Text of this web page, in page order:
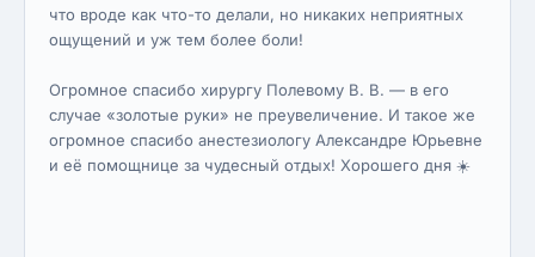
что вроде как что-то делали, но никаких неприятных
ощущений и уж тем более боли!
Огромное спасибо хирургу Полевому В. В. — в его
случае «золотые руки» не преувеличение. И такое же
огромное спасибо анестезиологу Александре Юрьевне
и её помощнице за чудесный отдых! Хорошего дня ☀️